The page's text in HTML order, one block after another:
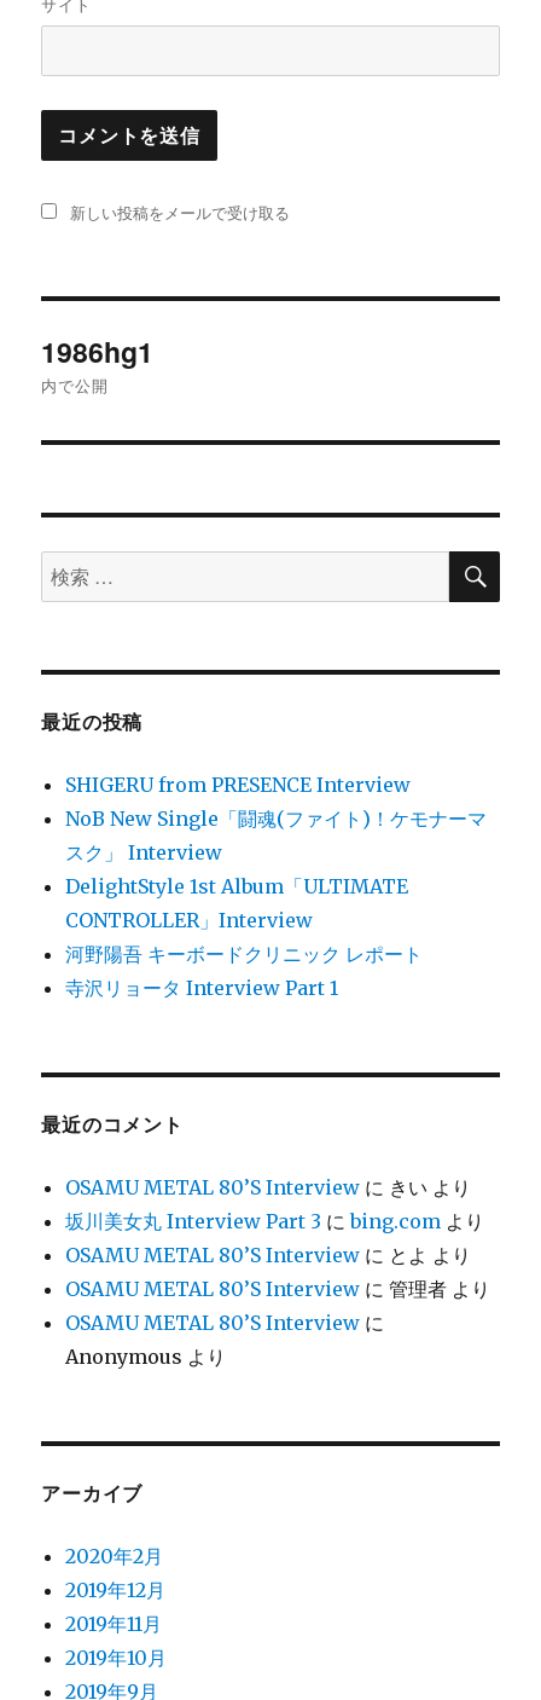
新しい投稿をメールで受け取る
稿
ゲ
ー
ョ
ン
1986hg1
内で公開
検
索
象:
検
最近の投稿
SHIGERU from PRESENCE Interview
NoB New Single「闘魂(ファイト)！ケモナーマ
スク」 Interview
DelightStyle 1st Album「ULTIMATE
CONTROLLER」Interview
河野陽吾 キーボードクリニック レポート
寺沢リョータ Interview Part 1
最近のコメント
OSAMU METAL 80’S Interview に きい より
坂川美女丸 Interview Part 3 にbing.com より
OSAMU METAL 80’S Interview に とよ より
OSAMU METAL 80’S Interview に管理者 より
OSAMU METAL 80’S Interview に
Anonymous より
アーカイブ
2020年2月
2019年12月
2019年11月
2019年10月
2019年9月